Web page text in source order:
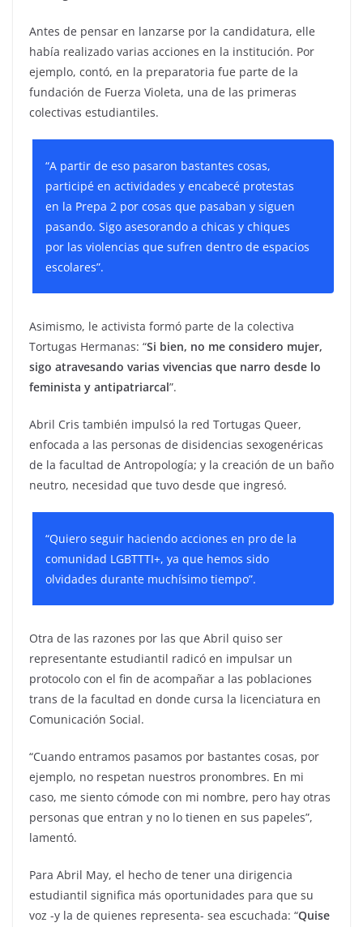
Antes de pensar en lanzarse por la candidatura, elle
había realizado varias acciones en la institución. Por
ejemplo, contó, en la preparatoria fue parte de la
fundación de Fuerza Violeta, una de las primeras
colectivas estudiantiles.
“A partir de eso pasaron bastantes cosas,
participé en actividades y encabecé protestas
en la Prepa 2 por cosas que pasaban y siguen
pasando. Sigo asesorando a chicas y chiques
por las violencias que sufren dentro de espacios
escolares”.
Asimismo, le activista formó parte de la colectiva
Tortugas Hermanas: “Si bien, no me considero mujer,
sigo atravesando varias vivencias que narro desde lo
feminista y antipatriarcal”.
Abril Cris también impulsó la red Tortugas Queer,
enfocada a las personas de disidencias sexogenéricas
de la facultad de Antropología; y la creación de un baño
neutro, necesidad que tuvo desde que ingresó.
“Quiero seguir haciendo acciones en pro de la
comunidad LGBTTTI+, ya que hemos sido
olvidades durante muchísimo tiempo”.
Otra de las razones por las que Abril quiso ser
representante estudiantil radicó en impulsar un
protocolo con el fin de acompañar a las poblaciones
trans de la facultad en donde cursa la licenciatura en
Comunicación Social.
“Cuando entramos pasamos por bastantes cosas, por
ejemplo, no respetan nuestros pronombres. En mi
caso, me siento cómode con mi nombre, pero hay otras
personas que entran y no lo tienen en sus papeles”,
lamentó.
Para Abril May, el hecho de tener una dirigencia
estudiantil significa más oportunidades para que su
voz -y la de quienes representa- sea escuchada: “Quise